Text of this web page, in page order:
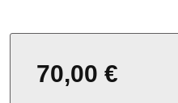
70,00 €